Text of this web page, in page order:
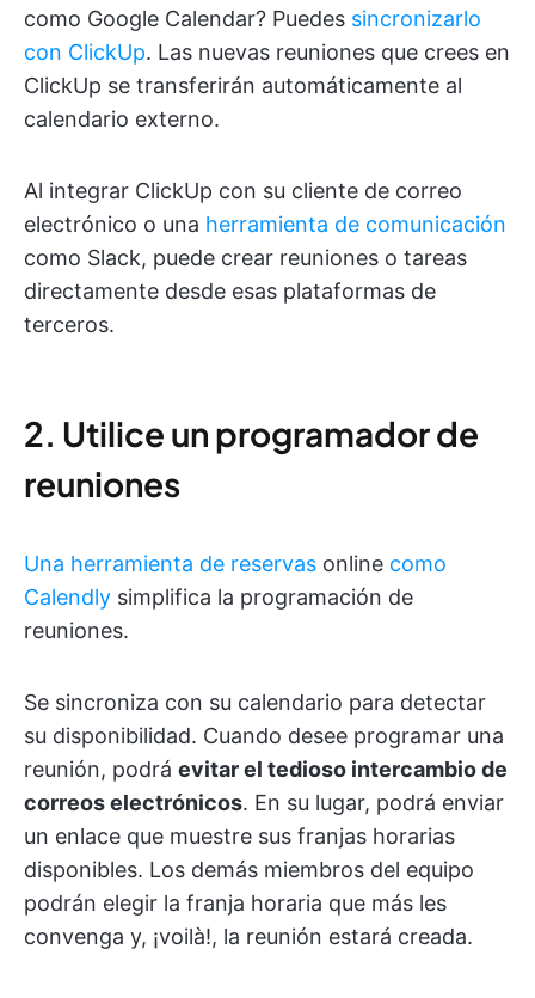
como Google Calendar? Puedes sincronizarlo
con ClickUp. Las nuevas reuniones que crees en
ClickUp se transferirán automáticamente al
calendario externo.
Al integrar ClickUp con su cliente de correo
electrónico o una herramienta de comunicación
como Slack, puede crear reuniones o tareas
directamente desde esas plataformas de
terceros.
2. Utilice un programador de
reuniones
Una herramienta de reservas online como
Calendly simplifica la programación de
reuniones.
Se sincroniza con su calendario para detectar
su disponibilidad. Cuando desee programar una
reunión, podrá evitar el tedioso intercambio de
correos electrónicos. En su lugar, podrá enviar
un enlace que muestre sus franjas horarias
disponibles. Los demás miembros del equipo
podrán elegir la franja horaria que más les
convenga y, ¡voilà!, la reunión estará creada.